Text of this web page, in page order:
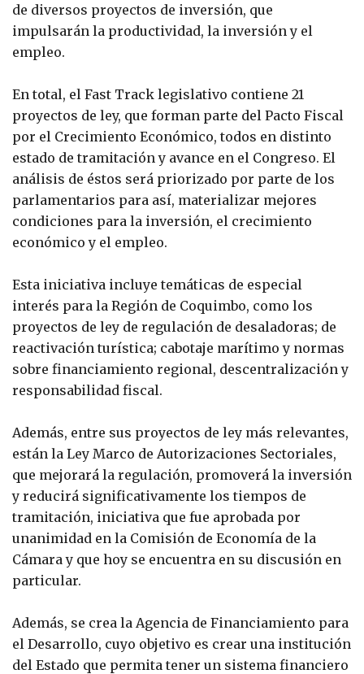
de diversos proyectos de inversión, que
impulsarán la productividad, la inversión y el
empleo.
En total, el Fast Track legislativo contiene 21
proyectos de ley, que forman parte del Pacto Fiscal
por el Crecimiento Económico, todos en distinto
estado de tramitación y avance en el Congreso. El
análisis de éstos será priorizado por parte de los
parlamentarios para así, materializar mejores
condiciones para la inversión, el crecimiento
económico y el empleo.
Esta iniciativa incluye temáticas de especial
interés para la Región de Coquimbo, como los
proyectos de ley de regulación de desaladoras; de
reactivación turística; cabotaje marítimo y normas
sobre financiamiento regional, descentralización y
responsabilidad fiscal.
Además, entre sus proyectos de ley más relevantes,
están la Ley Marco de Autorizaciones Sectoriales,
que mejorará la regulación, promoverá la inversión
y reducirá significativamente los tiempos de
tramitación, iniciativa que fue aprobada por
unanimidad en la Comisión de Economía de la
Cámara y que hoy se encuentra en su discusión en
particular.
Además, se crea la Agencia de Financiamiento para
el Desarrollo, cuyo objetivo es crear una institución
del Estado que permita tener un sistema financiero